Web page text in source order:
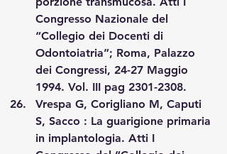
Congresso Nazionale del
“Collegio dei Docenti di
Odontoiatria”; Roma, Palazzo
dei Congressi, 24-27 Maggio
1994. Vol. III pag 2301-2308.
Vrespa G, Corigliano M, Caputi
S, Sacco : La guarigione primaria
in implantologia. Atti I